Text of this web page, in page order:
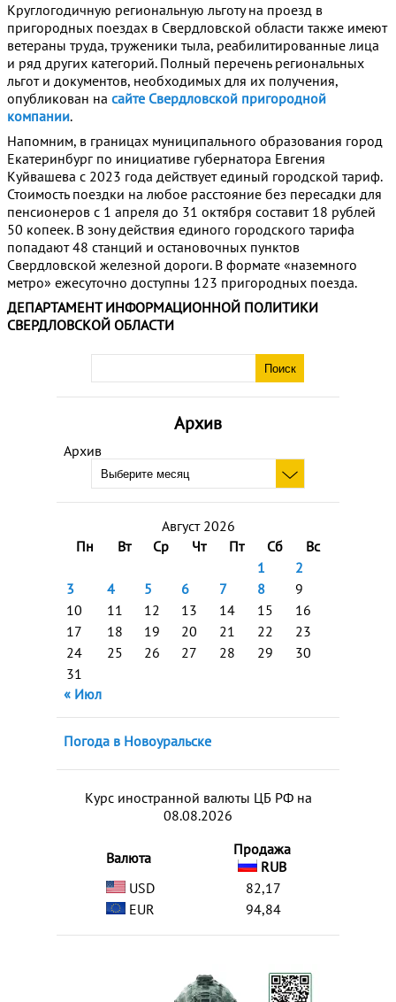
Архив
Архив
Август 2026
Пн
Вт Ср Чт Пт Сб
Вс
1
2
3
4 5 6 7 8
9
10
11 12 13 14 15
16
17
18 19 20 21 22
23
24
25 26 27 28 29
30
31
« Июл
Погода в Новоуральске
Курс иностранной валюты ЦБ РФ на
08.08.2026
Валюта
Продажа
RUB
USD
82,17
EUR
94,84
Круглогодичную региональную льготу на проезд в
пригородных поездах в Свердловской области также имеют
ветераны труда, труженики тыла, реабилитированные лица
и ряд других категорий. Полный перечень региональных
льгот и документов, необходимых для их получения,
опубликован на сайте Свердловской пригородной
компании.
Напомним, в границах муниципального образования город
Екатеринбург по инициативе губернатора Евгения
Куйвашева с 2023 года действует единый городской тариф.
Стоимость поездки на любое расстояние без пересадки для
пенсионеров с 1 апреля до 31 октября составит 18 рублей
50 копеек. В зону действия единого городского тарифа
попадают 48 станций и остановочных пунктов
Свердловской железной дороги. В формате «наземного
метро» ежесуточно доступны 123 пригородных поезда.
ДЕПАРТАМЕНТ ИНФОРМАЦИОННОЙ ПОЛИТИКИ
СВЕРДЛОВСКОЙ ОБЛАСТИ